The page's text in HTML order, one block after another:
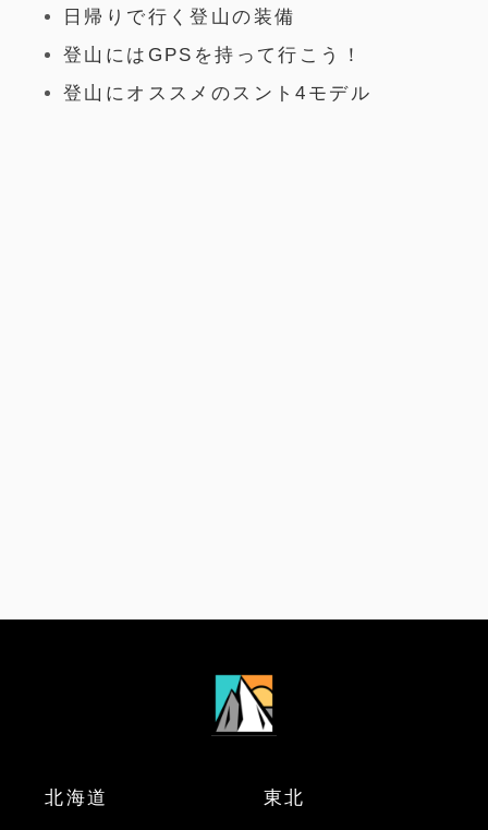
日帰りで行く登山の装備
登山にはGPSを持って行こう！
登山にオススメのスント4モデル
北海道 東北